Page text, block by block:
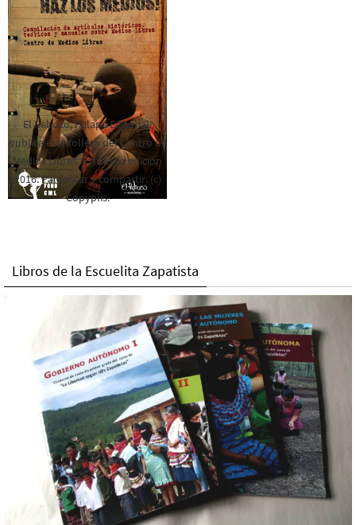
El Rebozo, Palapa Editorial,
publica este folleto del Centro de
Medios Libres. Esta es la edición
2016. Para rolar y compartir. (c)
Copyplis.
Libros de la Escuelita Zapatista